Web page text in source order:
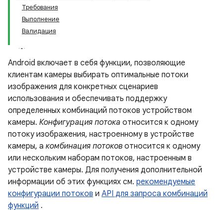
Требования
Выполнение
Валидация
Android включает в себя функции, позволяющие
клиентам камеры выбирать оптимальные потоки
изображения для конкретных сценариев
использования и обеспечивать поддержку
определенных комбинаций потоков устройством
камеры. Конфигурация потока относится к одному
потоку изображения, настроенному в устройстве
камеры, а комбинация потоков относится к одному
или нескольким наборам потоков, настроенным в
устройстве камеры. Для получения дополнительной
информации об этих функциях см. рекомендуемые
конфигурации потоков и API для запроса комбинаций
функций .